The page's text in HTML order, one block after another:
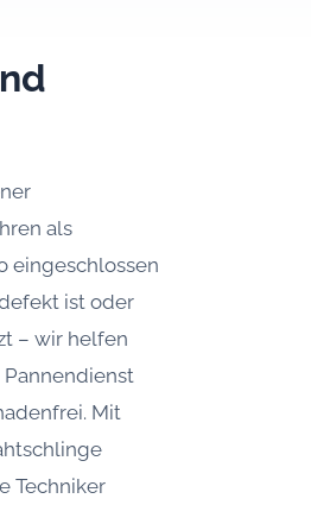
als
eingeschlossen
ist oder
– wir helfen
Mit
Techniker